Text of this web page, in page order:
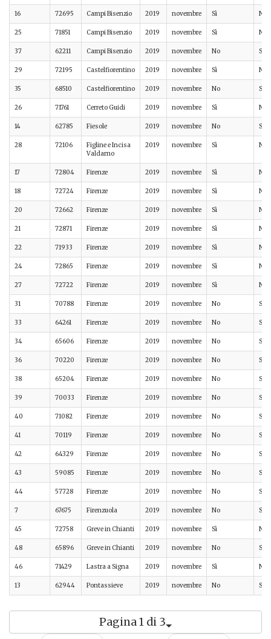
16 72695 Campi Bisenzio 2019 novembre Sì No
25 71851 Campi Bisenzio 2019 novembre Sì No
37 62211 Campi Bisenzio 2019 novembre No Sì
29 72195 Castelfiorentino 2019 novembre Sì No
35 68510 Castelfiorentino 2019 novembre No Sì
26 71761 Cerreto Guidi 2019 novembre Sì No
14 62785 Fiesole 2019 novembre No Sì
28 72106
Figline e Incisa
Valdarno
2019 novembre Sì No
17 72804 Firenze 2019 novembre Sì No
18 72724 Firenze 2019 novembre Sì No
20 72662 Firenze 2019 novembre Sì No
21 72871 Firenze 2019 novembre Sì No
22 71933 Firenze 2019 novembre Sì No
24 72865 Firenze 2019 novembre Sì No
27 72722 Firenze 2019 novembre Sì No
31 70788 Firenze 2019 novembre No Sì
33 64261 Firenze 2019 novembre No Sì
34 65606 Firenze 2019 novembre No Sì
36 70220 Firenze 2019 novembre No Sì
38 65204 Firenze 2019 novembre No Sì
39 70033 Firenze 2019 novembre No Sì
40 71082 Firenze 2019 novembre No Sì
41 70119 Firenze 2019 novembre No Sì
42 64329 Firenze 2019 novembre No Sì
43 59085 Firenze 2019 novembre No Sì
44 57728 Firenze 2019 novembre No Sì
7 67675 Firenzuola 2019 novembre No Sì
45 72758 Greve in Chianti 2019 novembre Sì No
48 65896 Greve in Chianti 2019 novembre No Sì
46 71429 Lastra a Signa 2019 novembre Sì No
13 62944 Pontassieve 2019 novembre No Sì
Pagina 1 di 3